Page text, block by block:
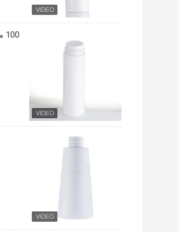
100 مل واسعة الفم PET رغوة مضخة زجاجة الصابون مستحلب التعبئة والتغليف زجاجة